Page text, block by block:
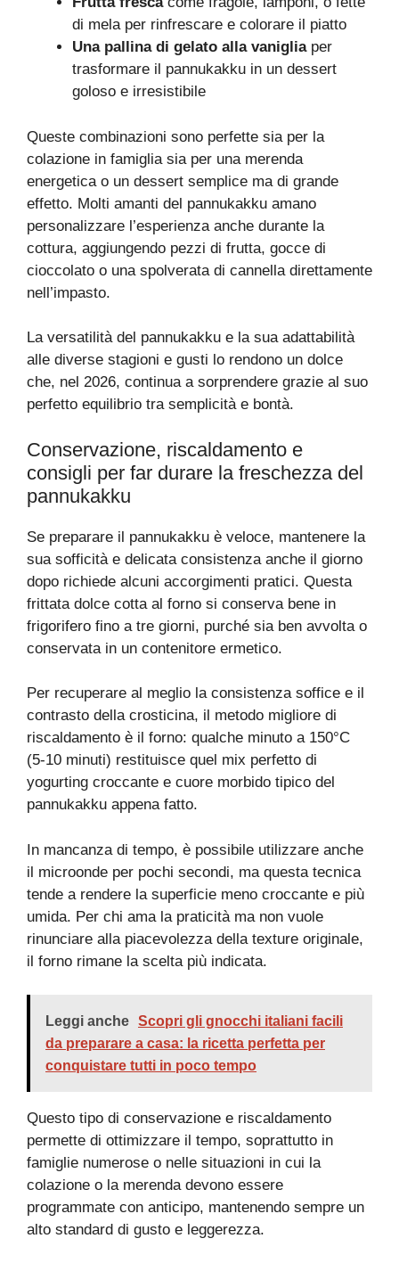
di mela per rinfrescare e colorare il piatto
Una pallina di gelato alla vanigliaper
trasformare il pannukakku in un dessert
goloso e irresistibile
Queste combinazioni sono perfette sia per la
colazione in famiglia sia per una merenda
energetica o un dessert semplice ma di grande
effetto. Molti amanti del pannukakku amano
personalizzare l’esperienza anche durante la
cottura, aggiungendo pezzi di frutta, gocce di
cioccolato o una spolverata di cannella direttamente
nell’impasto.
La versatilità del pannukakku e la sua adattabilità
alle diverse stagioni e gusti lo rendono un dolce
che, nel 2026, continua a sorprendere grazie al suo
perfetto equilibrio tra semplicità e bontà.
Conservazione, riscaldamento e
consigli per far durare la freschezza del
pannukakku
Se preparare il pannukakku è veloce, mantenere la
sua sofficità e delicata consistenza anche il giorno
dopo richiede alcuni accorgimenti pratici. Questa
frittata dolce cotta al forno si conserva bene in
frigorifero fino a tre giorni, purché sia ben avvolta o
conservata in un contenitore ermetico.
Per recuperare al meglio la consistenza soffice e il
contrasto della crosticina, il metodo migliore di
riscaldamento è il forno: qualche minuto a 150°C
(5-10 minuti) restituisce quel mix perfetto di
yogurting croccante e cuore morbido tipico del
pannukakku appena fatto.
In mancanza di tempo, è possibile utilizzare anche
il microonde per pochi secondi, ma questa tecnica
tende a rendere la superficie meno croccante e più
umida. Per chi ama la praticità ma non vuole
rinunciare alla piacevolezza della texture originale,
il forno rimane la scelta più indicata.
Leggi anche Scopri gli gnocchi italiani facili
da preparare a casa: la ricetta perfetta per
conquistare tutti in poco tempo
Questo tipo di conservazione e riscaldamento
permette di ottimizzare il tempo, soprattutto in
famiglie numerose o nelle situazioni in cui la
colazione o la merenda devono essere
programmate con anticipo, mantenendo sempre un
alto standard di gusto e leggerezza.